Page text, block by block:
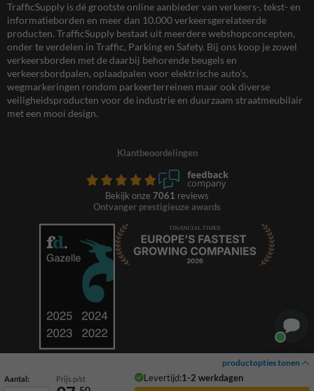
productopties tonen
Aantal: Prijs p/st Levertijd:1-2 werkdagen
TrafficSupply is dé grootste online aanbieder van verkeers-, tekst- en
informatieborden en meer dan 10.000 verkeersgerelateerde
producten. TrafficSupply bestaat uit meerdere webshopconcepten,
onder te verdelen in Traffic, Parking en Safety. Bij ons koop je zowel
verkeersborden met de daarbij behorende beugels en
verkeersbordpalen, oplaadpalen voor elektrische auto’s,
wegmarkeringen rondom parkeerterreinen maar ook diverse
veiligheidsproducten voor de industrie en duurzaam straatmeubilair
met een mooi design.
Klantbeoordelingen
Bekijk onze 7061 reviews
Ontvanger prestigieuze awards